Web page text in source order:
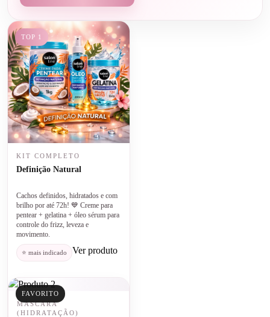
TOP 1
KIT COMPLETO
Definição Natural
Cachos definidos, hidratados e com
brilho por até 72h! 💙 Creme para
pentear + gelatina + óleo sérum para
controle do frizz, leveza e
movimento.
⭐ mais indicado Ver produto
FAVORITO
MÁSCARA
(HIDRATAÇÃO)